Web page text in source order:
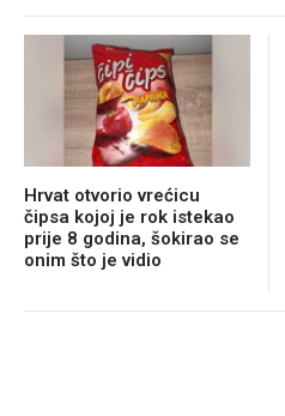
Hrvat otvorio vrećicu
čipsa kojoj je rok istekao
prije 8 godina, šokirao se
onim što je vidio